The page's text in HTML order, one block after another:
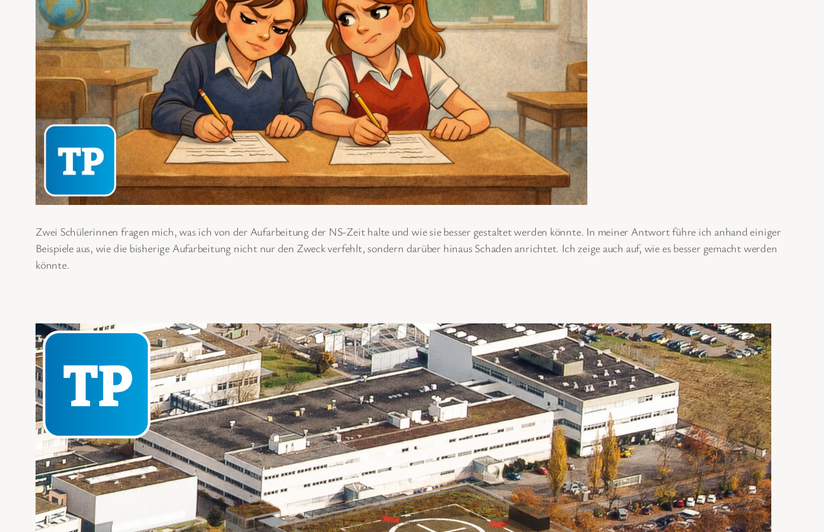
Zwei Schülerinnen fragen mich, was ich von der Aufarbeitung der NS-Zeit halte und wie sie besser gestaltet werden könnte. In meiner Antwort führe ich anhand einiger
Beispiele aus, wie die bisherige Aufarbeitung nicht nur den Zweck verfehlt, sondern darüber hinaus Schaden anrichtet. Ich zeige auch auf, wie es besser gemacht werden
könnte.
Diehl Defence: neue Firmenzentrale in Überlingen
9. Dezember 2024